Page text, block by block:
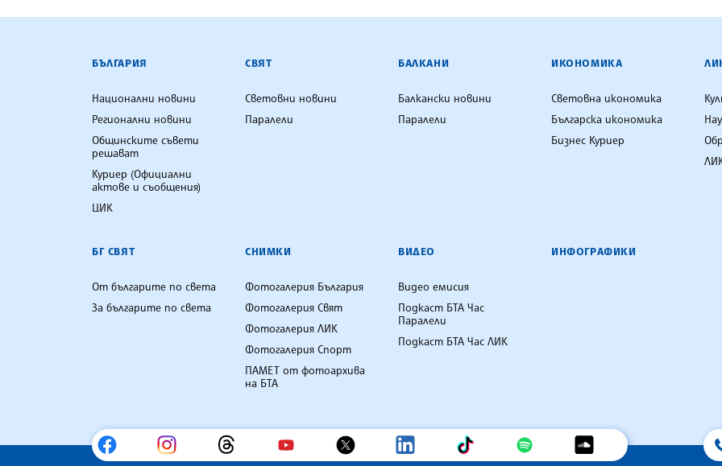
БЪЛГАРСКА ТЕЛЕГРАФНА АГЕНЦИЯ
БЪЛГАРИЯ
Национални новини
Регионални новини
Общинските съвети
решават
Куриер (Официални
актове и съобщения)
ЦИК
СВЯТ
Световни новини
Паралели
БАЛКАНИ
Балкански новини
Паралели
ИКОНОМИКА
Световна икономика
Българска икономика
Бизнес Куриер
БГ СВЯТ
От българите по света
За българите по света
СНИМКИ
Фотогалерия България
Фотогалерия Свят
Фотогалерия ЛИК
Фотогалерия Спорт
ПАМЕТ от фотоархива
на БТА
ВИДЕО
Видео емисия
Подкаст БТА Час
Паралели
Подкаст БТА Час ЛИК
ИНФОГРАФИКИ